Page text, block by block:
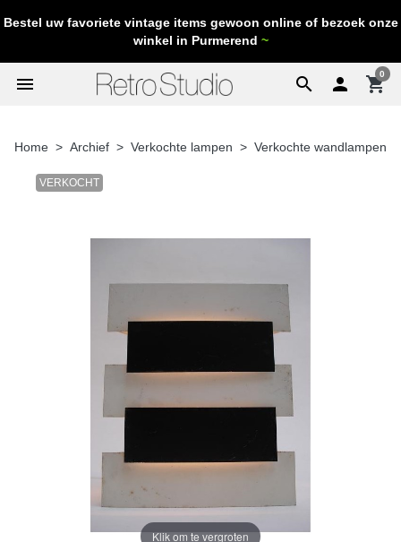
Bestel uw favoriete vintage items gewoon online of bezoek onze
winkel in Purmerend ~
search
menu  shopping_cart
0
Home Archief Verkochte lampen Verkochte wandlampen
VERKOCHT
Klik om te vergroten